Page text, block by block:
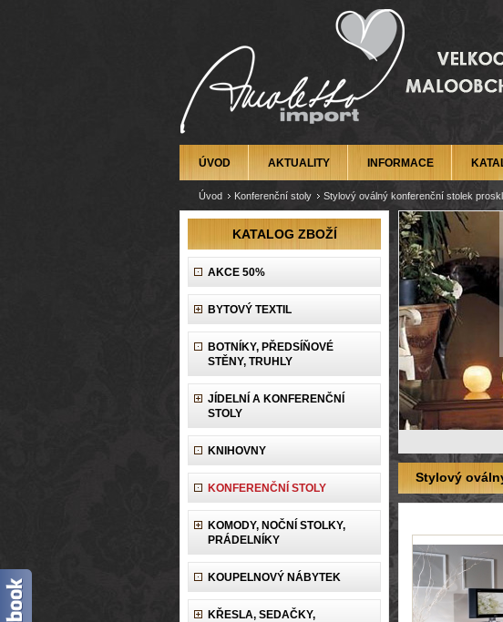
ÚVOD AKTUALITY INFORMACE
Úvod Konferenční stoly Stylový oválný konferenční stolek
KATALOG ZBOŽÍ
AKCE 50%
BYTOVÝ TEXTIL
BOTNÍKY, PŘEDSÍŇOVÉ
STĚNY, TRUHLY
JÍDELNÍ A KONFERENČNÍ
STOLY
KNIHOVNY
KONFERENČNÍ STOLY
KOMODY, NOČNÍ STOLKY,
PRÁDELNÍKY
KOUPELNOVÝ NÁBYTEK
KŘESLA, SEDAČKY,
Stylový